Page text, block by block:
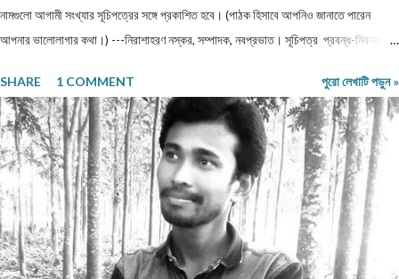
নামগুলো আগামী সংখ্যার সূচিপত্রের সঙ্গে প্রকাশিত হবে। (পাঠক হিসাবে আপনিও জানাতে পারেন
আপনার ভালোলাগার কথা।) ---নিরাশাহরণ নস্কর, সম্পাদক, নবপ্রভাত। সূচিপত্র প্রবন্ধ-নিবন্ধ-
থেকে পতন : অনিক দত্ত ও মানুষের নিঃশ... প্রবন্ধ ।। ধাঙড় ।। মোঃ চাঁন মিয়া ফকির প্রবন্ধ ।।
অন্ধকারের উৎস হতে উৎসারিত আলো ।। কুহেলী... প্রবন্ধ ।। নারীর সম্মান ও অধিকার — অলীক
কল্পনা, না... আন্তর্জাতিক খ্যাতি সম্পন্ন ভাষা বিজ্ঞানী অধ্যাপক প... প্রবন্ধ ।। কবি কৃষ্ণচন্দ্র মজুমদার
।। সুমন বিপ্লব ফিচার ।। চা দিবস ।। অশোক বন্দ্যোপাধ্যায় ফিচার ।। বর্তমান প্রেক্ষাপটে
আন্তর্জাতিক জীববৈচিত্... রম্যনাটিকা ।। পাত্র দেখা ।। সুশীল বন্দ্যোপাধ্যায় ভ্রমণকাহিনি
মাজান্দারান: কাস্পিয়ান সাগরের তীর... ঝরণার গান শুনতে ।। ...
SHARE 1 COMMENT পুরো লেখাটি পড়ুন »